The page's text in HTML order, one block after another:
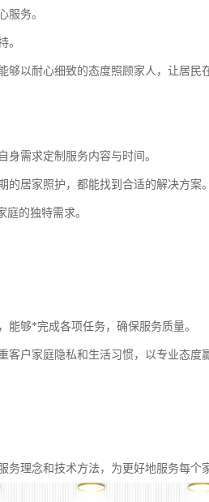
服务。
。
以耐心细致的态度照顾家人，让居民
需求定制服务内容与时间。
居家照护，都能找到合适的解决方案。
的独特需求。
够*完成各项任务，确保服务质量。
户家庭隐私和生活习惯，以专业态度
理念和技术方法，为更好地服务每个